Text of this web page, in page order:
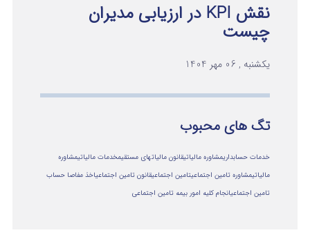
نقش KPI در ارزیابی مدیران
چیست
یکشنبه , 06 مهر 1404
تگ های محبوب
خدمات حسابداریمشاوره مالیاتیقانون مالیاتهای مستقیمخدمات مالیاتیمشاوره
مالياتيمشاوره تامین اجتماعیتامین اجتماعیقانون تامین اجتماعیاخذ مفاصا حساب
تامین اجتماعیانجام کلیه امور بیمه تامین اجتماعی